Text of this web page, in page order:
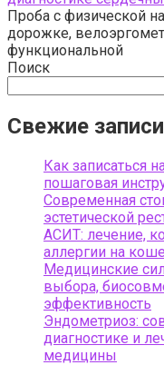
Проба с физической
дорожке,
функциональной
Поиск
Свежие записи
Как записаться
пошаговая
Современная
эстетической
АСИТ: лечение,
аллергии на
Медицинские
выбора,
эффективность
Эндометриоз:
диагностике и
медицины